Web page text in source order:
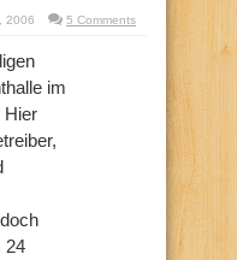
2006 5 Comments
im
Hier
24